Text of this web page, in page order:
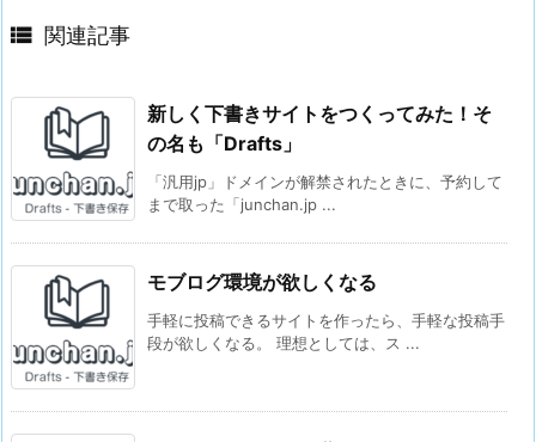
 関連記事
新しく下書きサイトをつくってみた！そ
の名も「Drafts」
「汎用jp」ドメインが解禁されたときに、予約して
まで取った「junchan.jp ...
モブログ環境が欲しくなる
手軽に投稿できるサイトを作ったら、手軽な投稿手
段が欲しくなる。 理想としては、ス ...